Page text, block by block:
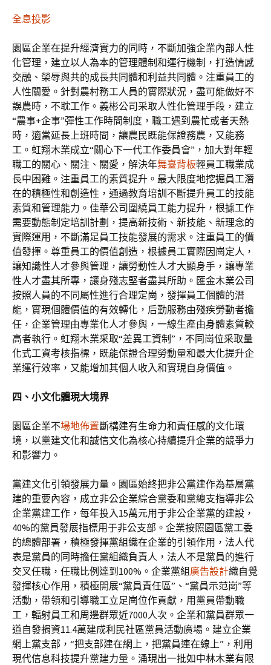
全息投影
園區企業在提升經濟實力的同時，不斷加強企業內部人性
化管理，建立以人為本的管理體制和運行機制，打造情感
交融、榮辱與共的成長共同體和利益共同體。注重員工的
人性關愛。針對農村務工人員的實際狀況，盡可能做好不
誤農時，不耽工作。義彬公司采取人性化管理手段，建立
“農事+企事”彈性工作時間制度，職工遇到農忙或者天熱
時，適當延長上班時間，讓農民既能保證務農，又能務
工。虹翔木業成立“關心下一代工作委員會”，加大對年輕
職工的關心、關注、關愛，解決年舞臺背板輕員工職業成
長中困難。注重員工的素質提升。最大限度地挖掘員工潛
在的積極性和創造性，通過教育培訓不斷提升員工的技能
素質和管理能力。佳華公司圍繞員工能力提升，根據工作
需要動態制定培訓計劃，提高新技術、新技能、新理念的
實際運用，不斷滿足員工技能發展的需求。注重員工的價
值發揮。尊重員工的價值創造，根據員工實際因崗定人，
讓知識性人才參與管理，讓勞動性人才大顯身手，讓專業
性人才盡其所專，讓身殘志堅者盡其所助。匯金木業公司
按照人員的不同屬性進行合理定崗，發揮員工個體的潛
能，實現個體價值的有效轉化，后勤服務由殘疾勞動者擔
任，企業管理由專業化人才參與，一線生產由身體素質較
高者執行。虹翔木業采取“差異工資制”，不同崗位采取量
化式工資考核指標，既能保證合理勞動量和最大化提升企
業運行效率，又能增加其個人收入和實現自身價值。
四、小文化體現大境界
園區企業不場地佈置斷構建有生命力和責任感的文化環
境，以黨建文化和誠信文化為核心持續提升企業的競爭力
和影響力。
黨建文化引領發展力量。園區始終把非公黨建作為基層黨
建的重要內容，成立非公企業綜合黨委和黨總支指導非公
企業黨建工作，每年投入15萬元用于非公企業黨的建設，
40%的黨員發展指標用于非公支部。企業按照園區黨工委
的總體部署，積極發揮黨組織在企業的引領作用，法人代
表是黨員的同時擔任黨組織負責人，法人不是黨員的進行
交叉任職，任職比例達到100%。企業黨組廣告設計織自覺
發揮核心作用，積極開展“黨員責任區”、“黨員示范崗”等
活動，帶領和引導職工立足崗位作貢獻，用黨員帶動職
工，輻射員工和周邊群眾近7000人次。企業和黨員群眾一
道自發捐資11.4萬建成利民社區黨員活動廣場。建立企業
網上黨支部，“把支部建在網上，把黨員連在線上”，利用
現代信息科技提升黨建力量。涌現出一批如中林木業有限